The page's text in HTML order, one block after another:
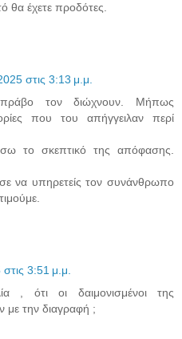
θα έχετε προδότες.
στις 3:13 μ.μ.
τον διώχνουν. Μήπως
που του απήγγειλαν περί
το σκεπτικό της απόφασης.
να υπηρετείς τον συνάνθρωπο
3:51 μ.μ.
, ότι οι δαιμονισμένοι της
με την διαγραφή ;